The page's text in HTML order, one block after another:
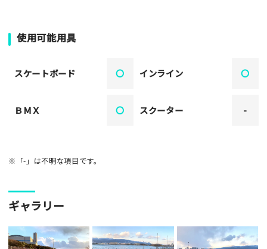
使用可能用具
スケートボード 〇 インライン 〇
ＢＭＸ 〇 スクーター -
※「-」は不明な項目です。
ギャラリー